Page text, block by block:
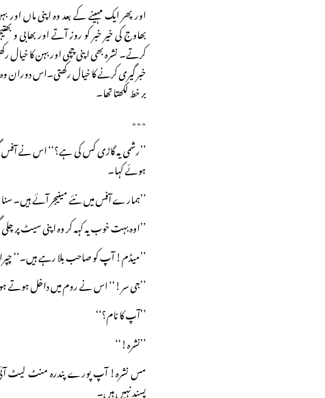
اور پھر ایک مہینے کے بعد وہ اپنی ماں
بھاوج کی خیر خبر کو روز آتے اور بھابی و
کرتے۔ نشرہ بھی اپنی چچی اور بہن کا خیال
خبر گیری کرنے کا خیال رکھتی۔اس دوران
بر خط لکھتا تھا۔
٭٭٭
’’رشمی یہ گاڑی کس کی ہے؟‘‘ اس نے آفس
ہوئے کہا۔
’’ہمارے آفس میں نئے مینیجر آئے ہیں۔
’’اوہ بہت خوب یہ کہہ کر وہ اپنی سیٹ پر
’’میڈم! آپ کو صاحب بلا رہے ہیں۔‘‘
’’جی سر!‘‘ اس نے روم میں داخل ہوتے
’’آپ کا نام؟‘‘
’’نشرہ!‘‘
مس نشرہ! آپ پورے پندرہ منٹ لیٹ
پسند نہیں ہیں۔